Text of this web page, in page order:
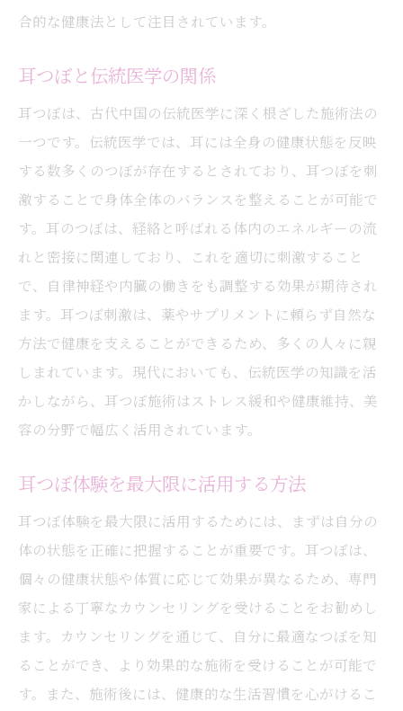
耳つぼで叶える健康美の秘訣
未来の健康と美しさを支える耳つぼ活用法
合的な健康法として注目されています。
耳つぼと伝統医学の関係
耳つぼは、古代中国の伝統医学に深く根ざした施術法の
一つです。伝統医学では、耳には全身の健康状態を反映
する数多くのつぼが存在するとされており、耳つぼを刺
激することで身体全体のバランスを整えることが可能で
す。耳のつぼは、経絡と呼ばれる体内のエネルギーの流
れと密接に関連しており、これを適切に刺激すること
で、自律神経や内臓の働きをも調整する効果が期待され
ます。耳つぼ刺激は、薬やサプリメントに頼らず自然な
方法で健康を支えることができるため、多くの人々に親
しまれています。現代においても、伝統医学の知識を活
かしながら、耳つぼ施術はストレス緩和や健康維持、美
容の分野で幅広く活用されています。
耳つぼ体験を最大限に活用する方法
耳つぼ体験を最大限に活用するためには、まずは自分の
体の状態を正確に把握することが重要です。耳つぼは、
個々の健康状態や体質に応じて効果が異なるため、専門
家による丁寧なカウンセリングを受けることをお勧めし
ます。カウンセリングを通じて、自分に最適なつぼを知
ることができ、より効果的な施術を受けることが可能で
す。また、施術後には、健康的な生活習慣を心がけるこ